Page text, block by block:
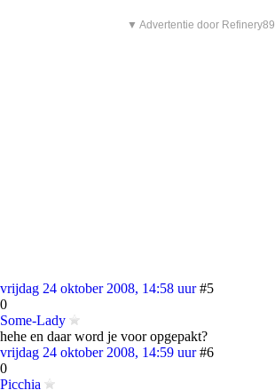
▼ Advertentie door Refinery89
vrijdag 24 oktober 2008, 14:58 uur #5
0
Some-Lady
hehe en daar word je voor opgepakt?
vrijdag 24 oktober 2008, 14:59 uur #6
0
Picchia